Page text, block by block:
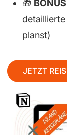
🎁
planst)
JETZT